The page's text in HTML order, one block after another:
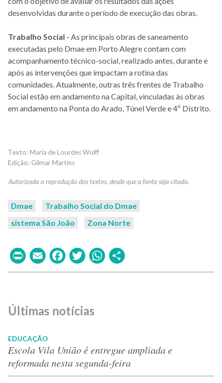
desenvolvidas durante o período de execução das obras.
Trabalho Social - As principais obras de saneamento
executadas pelo Dmae em Porto Alegre contam com
acompanhamento técnico-social, realizado antes, durante e
após as intervenções que impactam a rotina das
comunidades. Atualmente, outras três frentes de Trabalho
Social estão em andamento na Capital, vinculadas às obras
em andamento na Ponta do Arado, Túnel Verde e 4º Distrito.
Maria de Lourdes Wolff
Gilmar Martins
Dmae
Trabalho Social do Dmae
sistema São João
Zona Norte
PrintEmailFacebook
TwitterWhatsApp
Últimas notícias
EDUCAÇÃO
Escola Vila União é entregue ampliada e
reformada nesta segunda-feira